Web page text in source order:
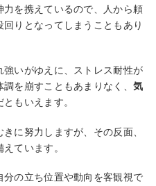
を携えているので、人から頼
りとなってしまうこともあり
強いがゆえに、ストレス耐性が
を崩すこともあまりなく、 気
ともいえます。
に努力しますが、その反面、
ています。
の立ち位置や動向を客観視で